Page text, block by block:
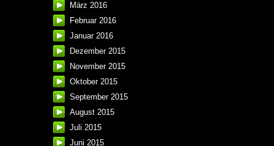
März 2016
Februar 2016
Januar 2016
Dezember 2015
November 2015
Oktober 2015
September 2015
August 2015
Juli 2015
Juni 2015